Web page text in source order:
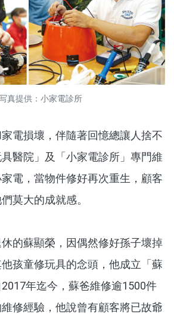
真提供：小家電診所
損壞，伴隨著回憶總讓人捨不
醫院」及「小家電診所」專門維
電，當物件修好再次重生，顧客
莫大的成就感。
蘇顯榮，因偶然修好孫子壞掉
孩童修玩具的念頭，他成立「蘇
年迄今，蘇爸維修逾1500件
修經驗，他說曾有顧客將已故爺